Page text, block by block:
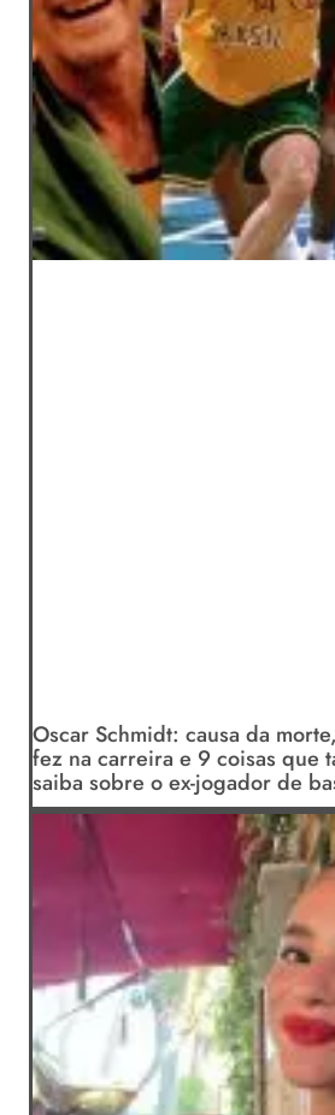
Oscar Schmidt: causa da
fez na carreira e 9 coisas que
saiba sobre o ex-jogador de